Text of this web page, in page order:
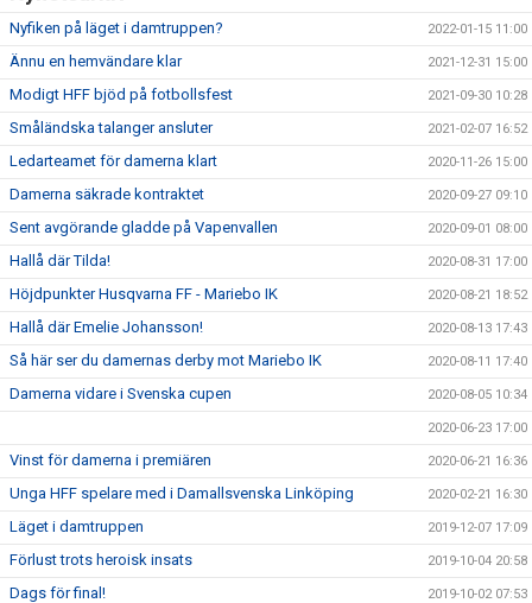
Nyfiken på läget i damtruppen? 2022-01-15 11:00
Ännu en hemvändare klar 2021-12-31 15:00
Modigt HFF bjöd på fotbollsfest 2021-09-30 10:28
Småländska talanger ansluter 2021-02-07 16:52
Ledarteamet för damerna klart 2020-11-26 15:00
Damerna säkrade kontraktet 2020-09-27 09:10
Sent avgörande gladde på Vapenvallen 2020-09-01 08:00
Hallå där Tilda! 2020-08-31 17:00
Höjdpunkter Husqvarna FF - Mariebo IK 2020-08-21 18:52
Hallå där Emelie Johansson! 2020-08-13 17:43
Så här ser du damernas derby mot Mariebo IK 2020-08-11 17:40
Damerna vidare i Svenska cupen 2020-08-05 10:34
2020-06-23 17:00
Vinst för damerna i premiären 2020-06-21 16:36
Unga HFF spelare med i Damallsvenska Linköping 2020-02-21 16:30
Läget i damtruppen 2019-12-07 17:09
Förlust trots heroisk insats 2019-10-04 20:58
Dags för final! 2019-10-02 07:53